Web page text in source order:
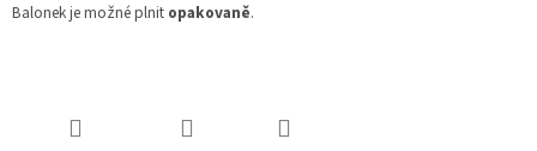
Balonek je možné plnit opakovaně.